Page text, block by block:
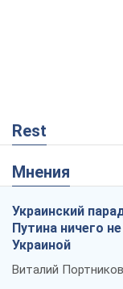
Rest
Мнения
Украинский
Путина ничего
Украиной
Виталий Портников